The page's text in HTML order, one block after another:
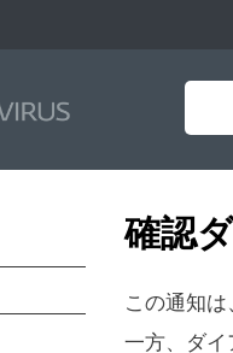
確認
この通知
一方、ダイ